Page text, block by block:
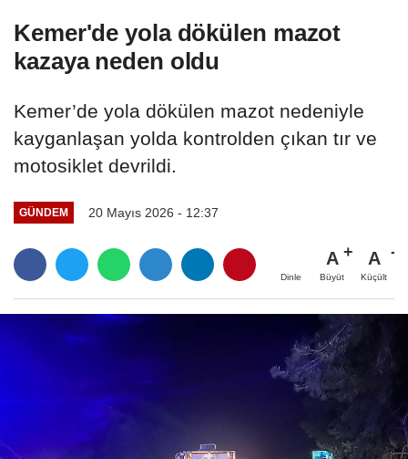
Kemer'de yola dökülen mazot
kazaya neden oldu
Kemer’de yola dökülen mazot nedeniyle
kayganlaşan yolda kontrolden çıkan tır ve
motosiklet devrildi.
GÜNDEM 20 Mayıs 2026 - 12:37
Dinle
A
Büyüt
A
Küçült